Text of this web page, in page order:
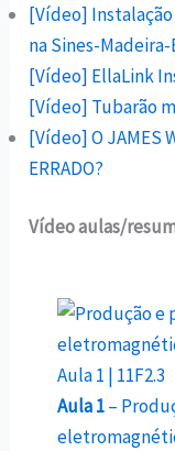
[Vídeo]
na Sines-
[Vídeo] EllaLink
[Vídeo] Tubarão
[Vídeo] O JAMES
ERRADO?
Vídeo aulas/
Aula 1–